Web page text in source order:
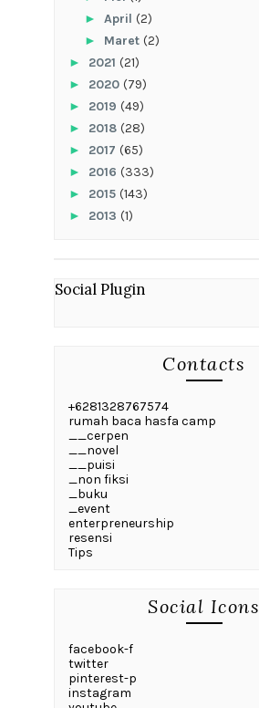
► April (2)
► Maret (2)
► 2021 (21)
► 2020 (79)
► 2019 (49)
► 2018 (28)
► 2017 (65)
► 2016 (333)
► 2015 (143)
► 2013 (1)
Social Plugin
Contacts
+6281328767574
rumah baca hasfa camp
__cerpen
__novel
__puisi
_non fiksi
_buku
_event
enterpreneurship
resensi
Tips
Social Icons
facebook-f
twitter
pinterest-p
instagram